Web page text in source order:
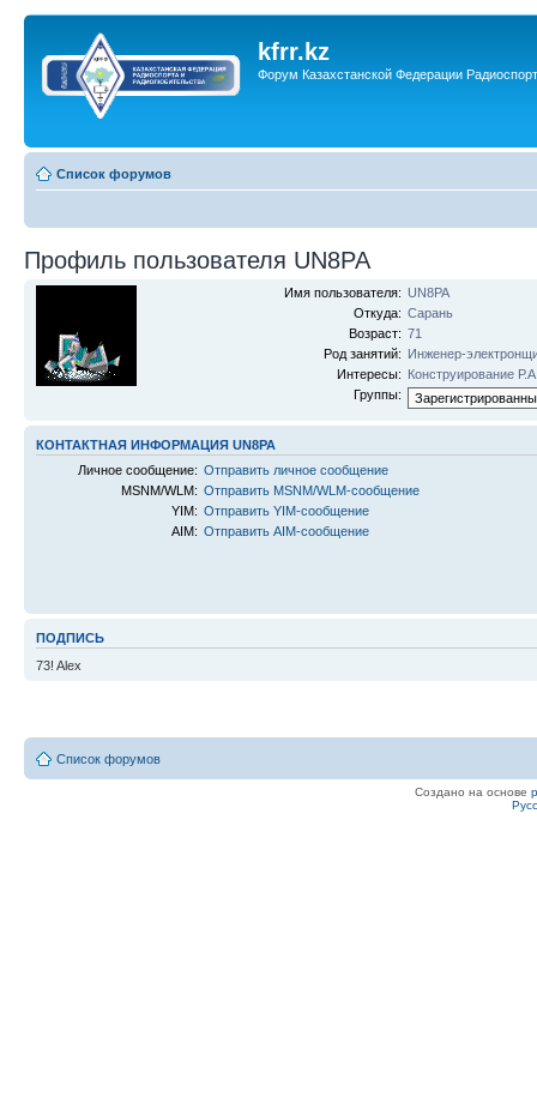
kfrr.kz
Форум Казахстанской Федерации
Список форумов
Профиль пользователя UN8PA
Имя пользователя: UN8PA
Откуда: Сарань
Возраст: 71
Род занятий: Инженер-
Интересы: Конструирование
Группы:
КОНТАКТНАЯ ИНФОРМАЦИЯ UN8PA
Личное сообщение: Отправить личное сообщение
MSNM/WLM: Отправить MSNM/WLM-сообщение
YIM: Отправить YIM-сообщение
AIM: Отправить AIM-сообщение
ПОДПИСЬ
73! Alex
Список форумов
Создано на основе